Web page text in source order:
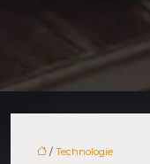
/ Technologie